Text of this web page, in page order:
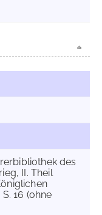
des
II. Theil
16 (ohne